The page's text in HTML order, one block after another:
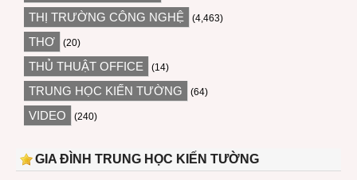
THỊ TRƯỜNG CÔNG NGHỆ (4,463)
THƠ (20)
THỦ THUẬT OFFICE (14)
TRUNG HỌC KIẾN TƯỜNG (64)
VIDEO (240)
GIA ĐÌNH TRUNG HỌC KIẾN TƯỜNG